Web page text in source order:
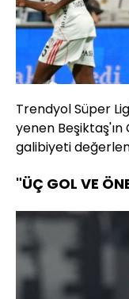
Trendyol Süper
yenen
galibiyeti
"ÜÇ GOL VE